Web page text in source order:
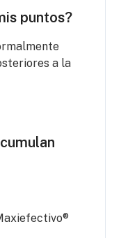
puntos?
a la